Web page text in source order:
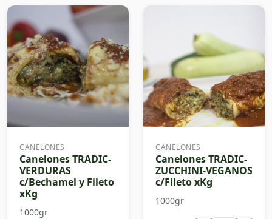
CANELONES
Canelones TRADIC-
VERDURAS
c/Bechamel y Fileto
xKg
1000gr
CANELONES
Canelones TRADIC-
ZUCCHINI-VEGANOS
c/Fileto xKg
1000gr